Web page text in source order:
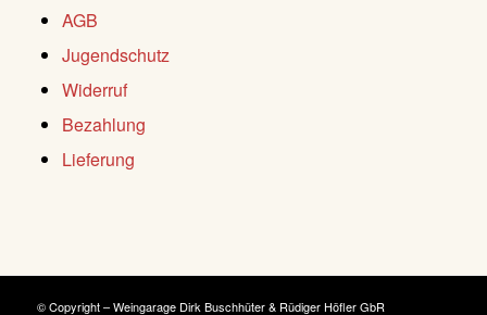
AGB
Jugendschutz
Widerruf
Bezahlung
Lieferung
© Copyright – Weingarage Dirk Buschhüter & Rüdiger Höfler GbR